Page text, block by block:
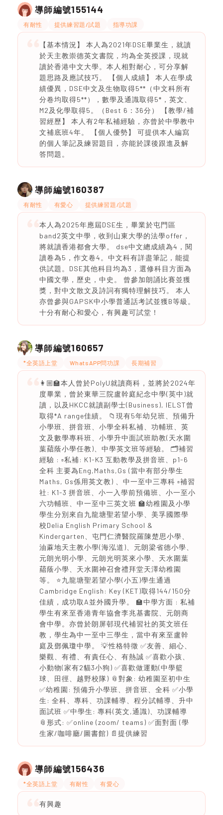
導師編號155144
有耐性 提供練習題/試題 指導功課
【基本情況】 本人為2021年DSE畢業生，就讀
於天主教崇德英文書院，均為全英授課，現就
讀於香港中文大學。本人相對耐心，可分享解
題思路及應試技巧。 【個人成績】 本人在學成
績優異，DSE中文及生物取得5**（中文科所有
分卷均取得5**），數學及通識取得5*，英文、
M2及化學取得5。（Best 6：36分） 【教學/補
習經歷】 本人有2年私補經驗，亦曾於中學教中
文補底班4年。 【個人優勢】 可提供本人編寫
的個人筆記及練習題目，亦能於課後跟進及解
答問題。
導師編號160387
有耐性 有愛心 提供練習題/試題
本人為2025年應屆DSE生，畢業於屯門區
band2英文中學，收到山東大學的法學offer，
將就讀香港都會大學。 dse中文總成績為4，閱
讀卷為5，作文卷4。中文科有詳盡筆記，能提
供試題。DSE其他科目均為3，選修科目方面為
中國文學，歷史，中史。 曾參加朗誦比賽並獲
獎，對中文散文及詩詞有獨特理解技巧。 本人
亦曾參與GAPSK中小學普通話考試並獲B等級。
十分有耐心和愛心，有興趣可試堂！
導師編號160657
*全英語上堂 WhatsAPP問功課 長期補習
👩🏼‍🏫本人曾於PolyU就讀商科，並將於2024年
度畢業，曾於東華三院盧幹庭紀念中學(英中)就
讀，以及HKCC就讀副學士(Business), IELST曾
取得*A range佳績。 📁現有5年幼兒班、預備升
小學班、拼音班、小學全科私補、功輔班、英
文及數學專科班、小學升中面試班助教(天水圍
葉𦹄蔭小學任教)、中學英文班等經驗。 🗂️補習
經驗 : ▫️私補: K1-K3 互動教學及拼音班、p1-6
全科 主要為Eng,Maths,Gs (當中有部分學生
Maths, Gs係用英文教) 、中一至中三專科 ▫️補習
社: K1-3 拼音班、小一入學前預備班、小一至小
六功輔班、中一至中三英文班 🏫幼稚園及小學
學生分別來自九龍塘聖若望小學、美孚國際學
校Delia English Primary School &
Kindergarten、屯門仁濟醫院羅陳楚思小學、
油蔴地天主教小學(海泓道)、元朗梁省德小學、
元朗光明小學、元朗光明英來小學、天水圍葉
𦹄蔭小學、天水圍神召會禮拜堂天澤幼稚園
等。 ⭐️九龍塘聖若望小學(小五)學生通過
Cambridge English: Key (KET)取得144/150分
佳績，成功取A並外國升學。 🏫中學方面 : 私補
學生有來至香港青年協會李兆基書院、元朗商
會中學。亦曾於朗屏邨現代補習社的英文班任
教，學生為中一至中三學生，當中有來至盧幹
庭及鄧佩瓊中學。 💡性格特徵 ✅友善、細心、
樂觀、有禮、有責任心、有熱誠 ✅喜歡小孩、
小動物(家有2貓3小狗) ✅喜歡做運動(中學籃
球、田徑、越野校隊) 📎對象: 幼稚園至初中生
✅幼稚園: 預備升小學班、拼音班、全科 ✅小學
生: 全科、專科、功課輔導、程分試輔導、升中
面試班 ✅中學生: 專科(英文,通識)、功課輔導
📎形式: ✅online (zoom/ teams) ✅面對面 (學
生家/咖啡廳/圖書館) 📄提供練習
導師編號156436
*全英語上堂 有耐性 有愛心
有興趣